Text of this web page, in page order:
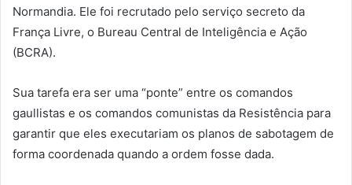
Normandia. Ele foi recrutado pelo serviço secreto da
França Livre, o Bureau Central de Inteligência e Ação
(BCRA).
Sua tarefa era ser uma “ponte” entre os comandos
gaullistas e os comandos comunistas da Resistência para
garantir que eles executariam os planos de sabotagem de
forma coordenada quando a ordem fosse dada.